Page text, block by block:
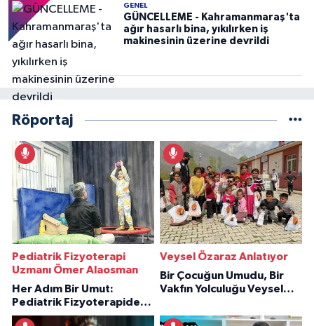
GENEL
GÜNCELLEME - Kahramanmaraş'ta
ağır hasarlı bina, yıkılırken iş
makinesinin üzerine devrildi
Röportaj
Pediatrik Fizyoterapi
Uzmanı Ömer Alaosman
Her Adım Bir Umut:
Pediatrik Fizyoterapiden
İlham Veren Hikâyeler
Veysel Özaraz Anlatıyor
Bir Çocuğun Umudu, Bir
Vakfın Yolculuğu Veysel